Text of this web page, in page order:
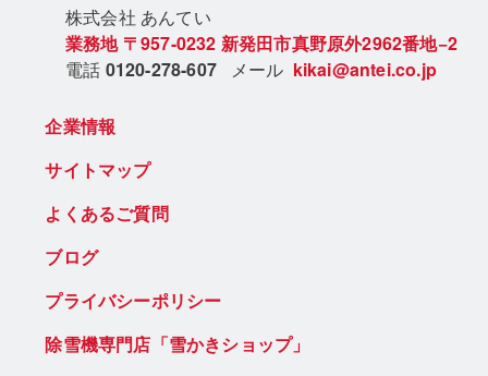
株式会社 あんてい
業務地 〒957-0232 新発田市真野原外2962番地−2
電話 0120-278-607 メール kikai@antei.co.jp
企業情報
サイトマップ
よくあるご質問
ブログ
プライバシーポリシー
除雪機専門店「雪かきショップ」